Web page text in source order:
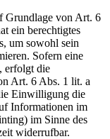
Grundlage von Art. 6
ein berechtigtes
um sowohl sein
Sofern eine
erfolgt die
Art. 6 Abs. 1 lit. a
Einwilligung die
Informationen im
im Sinne des
widerrufbar.